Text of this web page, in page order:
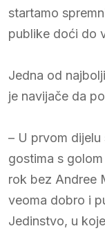
startamo
publike doći do
Jedna od
je navijače da
– U prvom
gostima s
rok bez Andree
veoma dobro i
Jedinstvo, u